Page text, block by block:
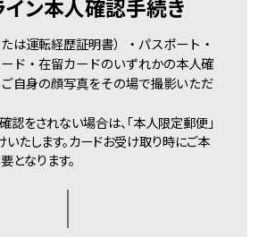
イン本人確認手続き
は運転経歴証明書）・パスポート・
ド・在留カードのいずれかの本人確
自身の顔写真をその場で撮影いただ
認をされない場合は、「本人限定郵便」
いたします。カードお受け取り時にご本
となります。